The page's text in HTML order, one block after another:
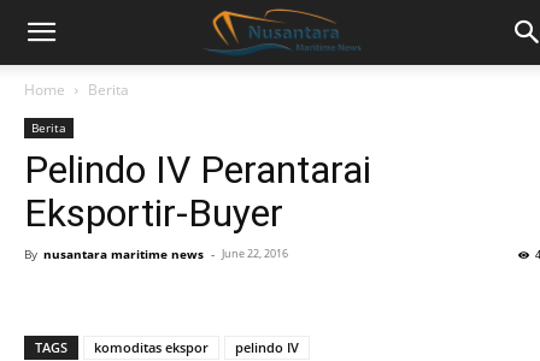
Home Berita
Berita
Pelindo IV Perantarai
Eksportir-Buyer
By nusantara maritime news - June 22, 2016
TAGS komoditas ekspor pelindo IV